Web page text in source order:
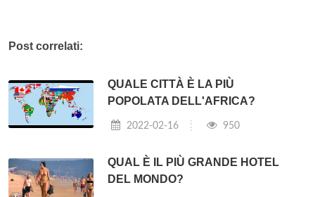
Post correlati:
QUALE CITTÀ È LA PIÙ
POPOLATA DELL'AFRICA?
2022-02-16 950
QUAL È IL PIÙ GRANDE HOTEL
DEL MONDO?